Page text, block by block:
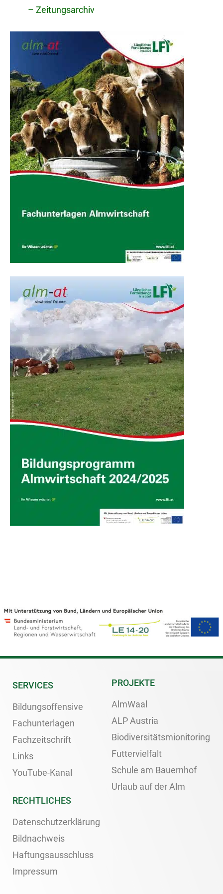
– Zeitungsarchiv
SERVICES
Bildungsoffensive
Fachunterlagen
Fachzeitschrift
Links
YouTube-Kanal
PROJEKTE
AlmWaal
ALP Austria
Biodiversitätsmionitoring
Futtervielfalt
Schule am Bauernhof
Urlaub auf der Alm
RECHTLICHES
Datenschutzerklärung
Bildnachweis
Haftungsausschluss
Impressum